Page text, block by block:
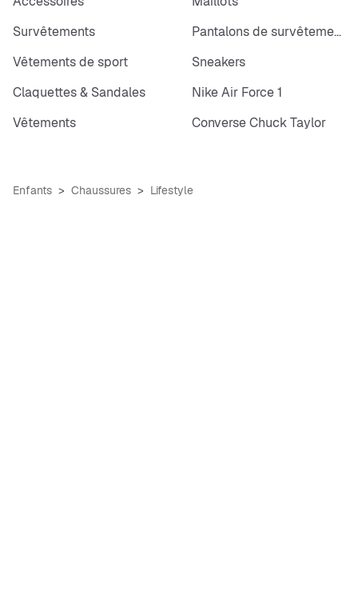
Survêtements
Pantalons de survêtements
Vêtements de sport
Sneakers
Claquettes & Sandales
Nike Air Force 1
Vêtements
Converse Chuck Taylor
Enfants Chaussures Lifestyle